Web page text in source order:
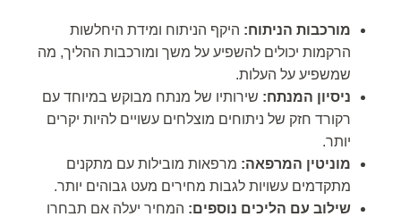
מורכבות הניתוח: היקף הניתוח ומידת היחלשות
הרקמות יכולים להשפיע על משך ומורכבות ההליך, מה
שמשפיע על העלות.
ניסיון המנתח: שירותיו של מנתח מבוקש במיוחד עם
רקורד חזק של ניתוחים מוצלחים עשויים להיות יקרים
יותר.
מוניטין המרפאה: מרפאות מובילות עם מתקנים
מתקדמים עשויות לגבות מחירים מעט גבוהים יותר.
שילוב עם הליכים נוספים: המחיר יעלה אם תבחרו